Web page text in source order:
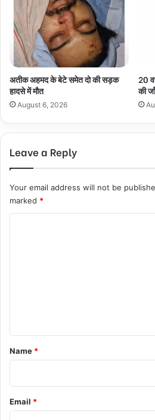
अतीक अहमद के बेटे समेत दो की सड़क
हादसे में मौत
August 6, 2026
20
की
Leave a Reply
Your email address will not be
marked *
*
Name *
Email *